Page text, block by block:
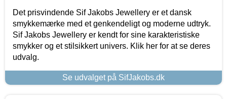
Det prisvindende Sif Jakobs Jewellery er et dansk
smykkemærke med et genkendeligt og moderne udtryk.
Sif Jakobs Jewellery er kendt for sine karakteristiske
smykker og et stilsikkert univers. Klik her for at se deres
udvalg.
Se udvalget på SifJakobs.dk